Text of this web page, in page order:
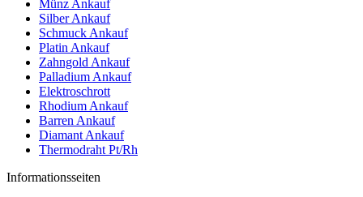
Münz Ankauf
Silber Ankauf
Schmuck Ankauf
Platin Ankauf
Zahngold Ankauf
Palladium Ankauf
Elektroschrott
Rhodium Ankauf
Barren Ankauf
Diamant Ankauf
Thermodraht Pt/Rh
Informationsseiten